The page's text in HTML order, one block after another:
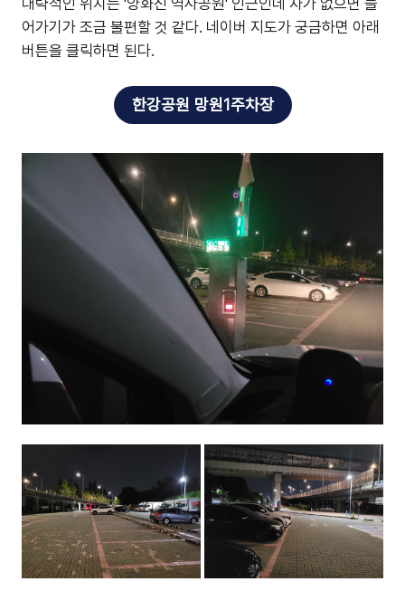
대략적인 위치는 '양화진 역사공원' 인근인데 차가 없으면 들
어가기가 조금 불편할 것 같다. 네이버 지도가 궁금하면 아래
버튼을 클릭하면 된다.
한강공원 망원1주차장